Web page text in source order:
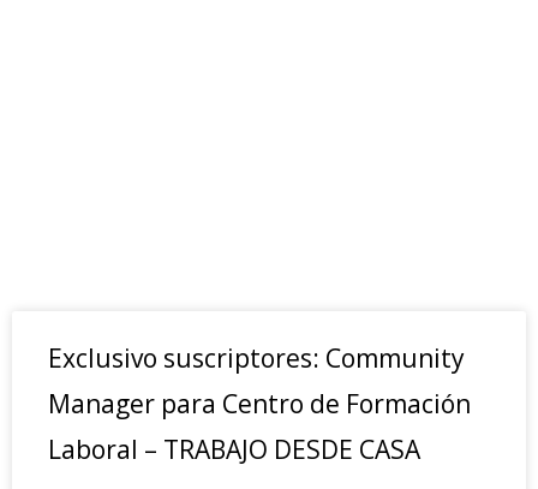
Exclusivo suscriptores: Community
Manager para Centro de Formación
Laboral – TRABAJO DESDE CASA